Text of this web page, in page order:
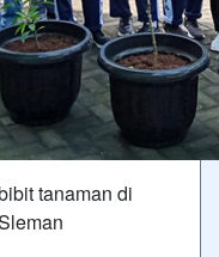
tanaman di